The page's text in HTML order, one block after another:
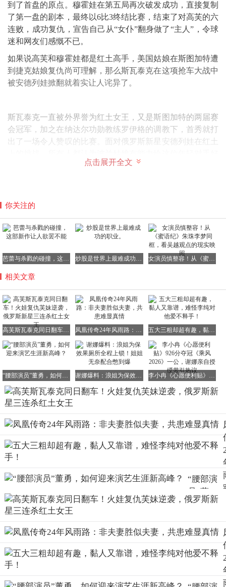
到了首盘的原点。穆霍娃在第五局再次破发成功，直接复制
了第一盘的剧本，最终以6比3终结比赛，结束了对高芙的六
连败，成功复仇，宣告自己从“女仆”翻身做了“主人”，令球
迷和网友们感慨不已。
如果说高芙和穆霍娃都是红土高手，美国姑娘在斯图加特遭
到捷克姑娘复仇尚可理解，那么斯瓦泰克在这项抢车大战中
被安德列娃掀翻就着实让人诧异了。
斯瓦泰克一直被外界誉为红土女王，又是斯图加特的两届赛
会冠军，加之在纳达尔功勋教练罗伊格的调教下，首秀就打
出了一场令人赞叹的比赛。面对俄罗斯新星安德列娃在红土
归来就是收复失地”时，斯瓦泰克在以6比3拿下第一盘后，
刚让支持者们的欢呼声响起，就很快在安德列娃的反击中败
下阵来。
俄罗斯新星安德列娃的表现确实值得称赞。第二盘面对斯瓦
泰克的步步紧逼，她非但没有被波兰姑娘的气势和压力击
垮，反而打出了被直播间球迷和网友戏称为“安氏特色网
阵地，然后在关键时刻重点针对对手完成致命一击。
不得不说，安德列娃从第二盘调整战术的做法非常奏效。在
第二盘关键的第九局破发成功后，她以6比4将这一盘收入囊
中，让比赛重新回到了均势。
决胜盘，斯瓦泰克的表现令人失望。开局她手握2比0的领先
优势，按理说在决定生死命运的时刻应该死死守住优势。然
而，波兰姑娘却以连丢五局的方式，让安德列娃以5比2领
先，来到了整场比赛的制高点。最终，她眼睁睁看着俄罗斯
新星以6比3结束战斗，自己则遭遇了三连败。
高芙和斯瓦泰克双双在斯图加特止步八强，赛后也被许多人
点击展开全文
你关注的
芭蕾与杀戮的碰撞，这部新作让人欲罢不能 炒股是世界上最难成功的职业。 女演员慎整容！从《蜜语纪》朱珠李梦同框，看吴越观点的现实映照
相关文章
高芙斯瓦泰克同日翻车！火娃复仇芙妹逆袭，俄罗斯新星三连杀红土女王 凤凰传奇24年风雨路：非夫妻胜似夫妻，共患难显真情 五大三粗却超有趣，黏人又靠谱，难怪李纯对他爱不释手！
“腰部演员”董勇，如何迎来演艺生涯新高峰？ 谢娜爆料：浪姐为保效果厕所全程上锁！姐姐无奈配合憋到爆 李小冉《心愿便利贴》926分夺冠《乘风2026》一公，谢娜亲自授绶带引热议
“腰部演
员”董
勇，如何
生涯新高